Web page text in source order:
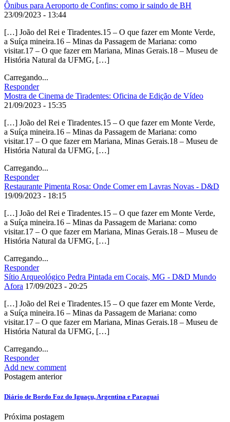
Ônibus para Aeroporto de Confins: como ir saindo de BH
23/09/2023 - 13:44
[…] João del Rei e Tiradentes.15 – O que fazer em Monte Verde,
a Suíça mineira.16 – Minas da Passagem de Mariana: como
visitar.17 – O que fazer em Mariana, Minas Gerais.18 – Museu de
História Natural da UFMG, […]
Carregando...
Responder
Mostra de Cinema de Tiradentes: Oficina de Edição de Vídeo
21/09/2023 - 15:35
[…] João del Rei e Tiradentes.15 – O que fazer em Monte Verde,
a Suíça mineira.16 – Minas da Passagem de Mariana: como
visitar.17 – O que fazer em Mariana, Minas Gerais.18 – Museu de
História Natural da UFMG, […]
Carregando...
Responder
Restaurante Pimenta Rosa: Onde Comer em Lavras Novas - D&D
19/09/2023 - 18:15
[…] João del Rei e Tiradentes.15 – O que fazer em Monte Verde,
a Suíça mineira.16 – Minas da Passagem de Mariana: como
visitar.17 – O que fazer em Mariana, Minas Gerais.18 – Museu de
História Natural da UFMG, […]
Carregando...
Responder
Sítio Arqueológico Pedra Pintada em Cocais, MG - D&D Mundo
Afora 17/09/2023 - 20:25
[…] João del Rei e Tiradentes.15 – O que fazer em Monte Verde,
a Suíça mineira.16 – Minas da Passagem de Mariana: como
visitar.17 – O que fazer em Mariana, Minas Gerais.18 – Museu de
História Natural da UFMG, […]
Carregando...
Responder
Add new comment
Postagem anterior
Diário de Bordo Foz do Iguaçu, Argentina e Paraguai
Próxima postagem